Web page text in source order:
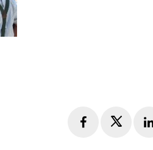
Facebook